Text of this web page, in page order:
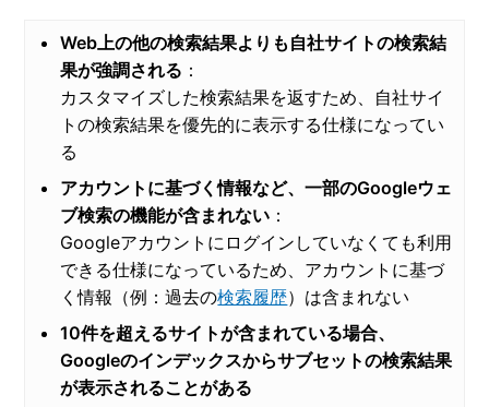
Web上の他の検索結果よりも自社サイトの検索結
果が強調される ：
カスタマイズした検索結果を返すため、自社サイ
トの検索結果を優先的に表示する仕様になってい
る
アカウントに基づく情報など、一部のGoogleウェ
ブ検索の機能が含まれない ：
Googleアカウントにログインしていなくても利用
できる仕様になっているため、アカウントに基づ
く情報（例：過去の検索履歴）は含まれない
10件を超えるサイトが含まれている場合、
Googleのインデックスからサブセットの検索結果
が表示されることがある